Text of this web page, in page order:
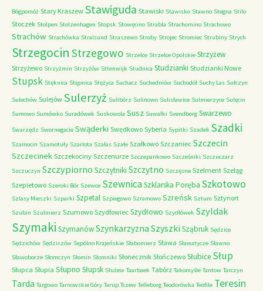
Bógpomóż Stary Kraszew Stawiguda Stawiski Stawisko Stawno Stegna Stilo
Stoczek Stolpen Stolzenhagen Stopsk Stowęcino Strabla Strachomino Strachowo
Strachów Strachówka Stralsund Straszewo Stroby Strojec Stromiec Strubiny Strych
Strzegocin Strzegowo Strzelce Strzelce Opolskie Strzyżew
Strzyżewo Strzyżmin Strzyżów Sttenwijk Studnica Studzianki Studzianki Nowe
Stupsk Stęknica Stępnica Stężyca Suchacz Suchedniów Suchodół Suchy Las Sufczyn
Sulechów Sulejów Sulerzyż Sulibórz Sulinowo Sulisławice Sulmierzyce Sulęcin
Sumowo Sumówko Suradówek Suskowola Susz Suwałki Svendborg Swarzewo
Swarzędz Swornegacie Swąderki Swędkowo Syberia Sypitki Szadek Szadki
Szamocin Szamotuły Szarlota Szałas Szałe Szałkowo Szczaniec Szczecin
Szczecinek Szczekociny Szczenurze Szczepankowo Szcześniki Szczuczarz
Szczuczyn Szczypiorno Szczytniki Szczytno Szczęsne Szelment Szeląg
Szepietowo Szeroki Bór Szewce SzewnicaSzklarska Poręba Szkotowo
Szlasy Mieszki Szparki Szpetal Szpiegowo Szramowo Szreńsk Sztum Sztynort
Szubin Szulmierz Szumowo Szydłowiec Szydłowo Szydłówek Szyldak
Szymaki SzymanówSzynkarzyzna Szyszki Sząbruk Sędzice
Sędzichów Sędziszów Sępólno Krajeńskie Słabomierz Sława Sławatycze Sławno
Sławoborze Słomczyn Słomin Słomniki Słonecznik Słończewo Słubice Słup
Słupca Słupia Słupno Słupsk Służew Taarbaek Tabórz Takomyśle Tantow Tarczyn
Tarda Targowo Tarnowskie Góry Tarup Tczew Telleborg Teodorówka Teofile Teresin